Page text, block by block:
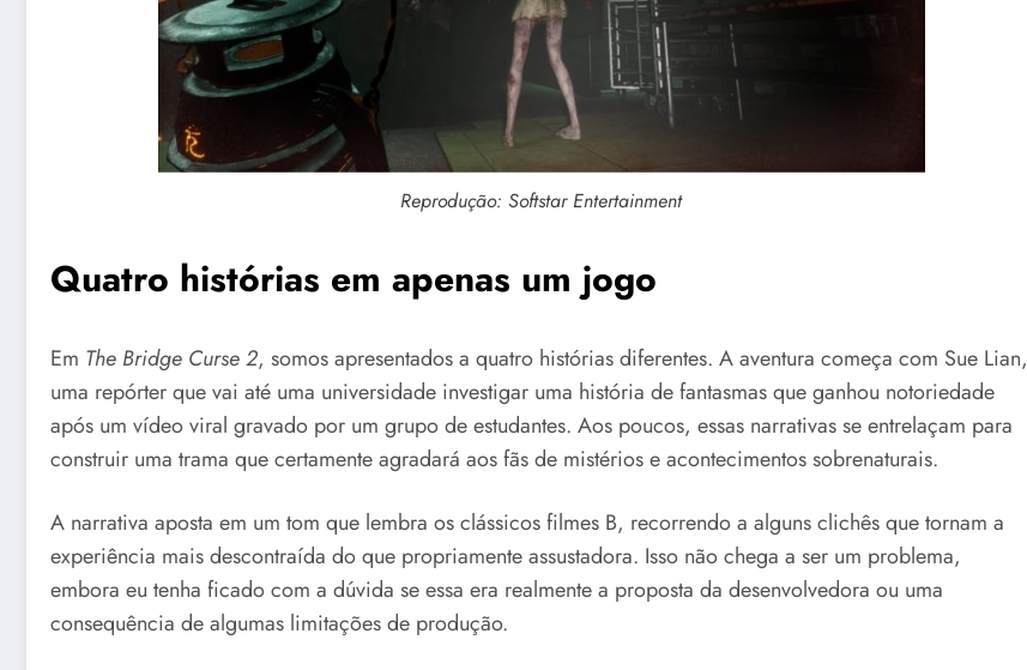
Reprodução: Softstar Entertainment
Quatro histórias em apenas um jogo
Em The Bridge Curse 2, somos apresentados a quatro histórias diferentes. A aventura começa com Sue Lian,
uma repórter que vai até uma universidade investigar uma história de fantasmas que ganhou notoriedade
após um vídeo viral gravado por um grupo de estudantes. Aos poucos, essas narrativas se entrelaçam para
construir uma trama que certamente agradará aos fãs de mistérios e acontecimentos sobrenaturais.
A narrativa aposta em um tom que lembra os clássicos filmes B, recorrendo a alguns clichês que tornam a
experiência mais descontraída do que propriamente assustadora. Isso não chega a ser um problema,
embora eu tenha ficado com a dúvida se essa era realmente a proposta da desenvolvedora ou uma
consequência de algumas limitações de produção.